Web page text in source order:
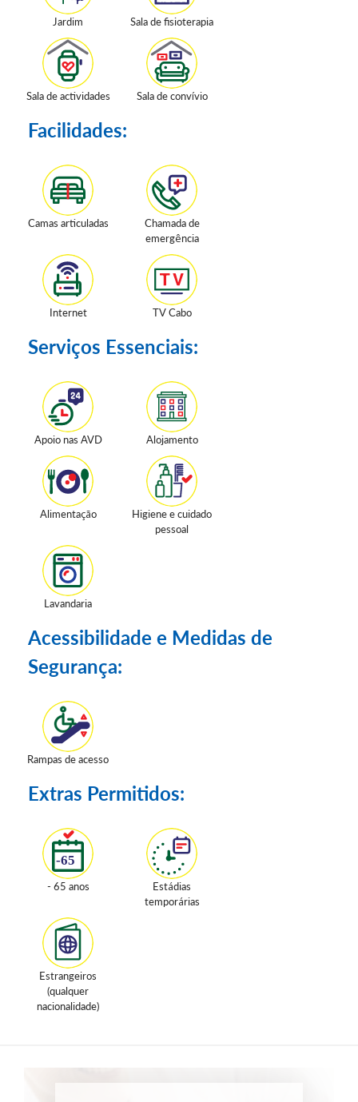
Jardim Sala de fisioterapia
Sala de actividades Sala de convívio
Facilidades:
Camas articuladas
Chamada de
emergência
Internet TV Cabo
Serviços Essenciais:
Apoio nas AVD Alojamento
Alimentação
Higiene e cuidado
pessoal
Lavandaria
Acessibilidade e Medidas de
Segurança:
Rampas de acesso
Extras Permitidos:
- 65 anos
Estádias
temporárias
Estrangeiros
(qualquer
nacionalidade)